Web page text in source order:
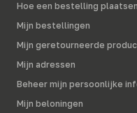
Hoe een bestelling
Mijn bestellingen
Mijn geretourneerde
Mijn adressen
Beheer mijn persoonlijke
Mijn beloningen